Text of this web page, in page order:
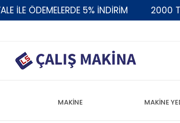
ÖDEMELERDE 5% İNDİRİM 2000 TL
MAKİNE MAKİNE